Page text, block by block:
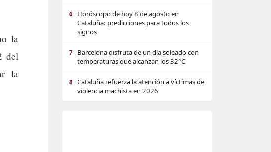
la
del
la
6
Horóscopo de hoy 8 de agosto en
Cataluña: predicciones para todos los
signos
7
Barcelona disfruta de un día soleado con
temperaturas que alcanzan los 32°C
8
Cataluña refuerza la atención a víctimas de
violencia machista en 2026